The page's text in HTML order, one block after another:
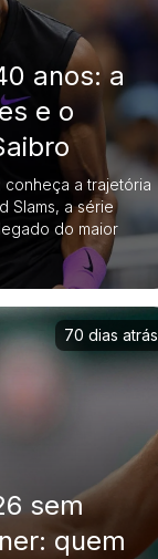
anos: a
e o
conheça a trajetória
Slams, a série
do maior
sem
quem
70 dias atrás